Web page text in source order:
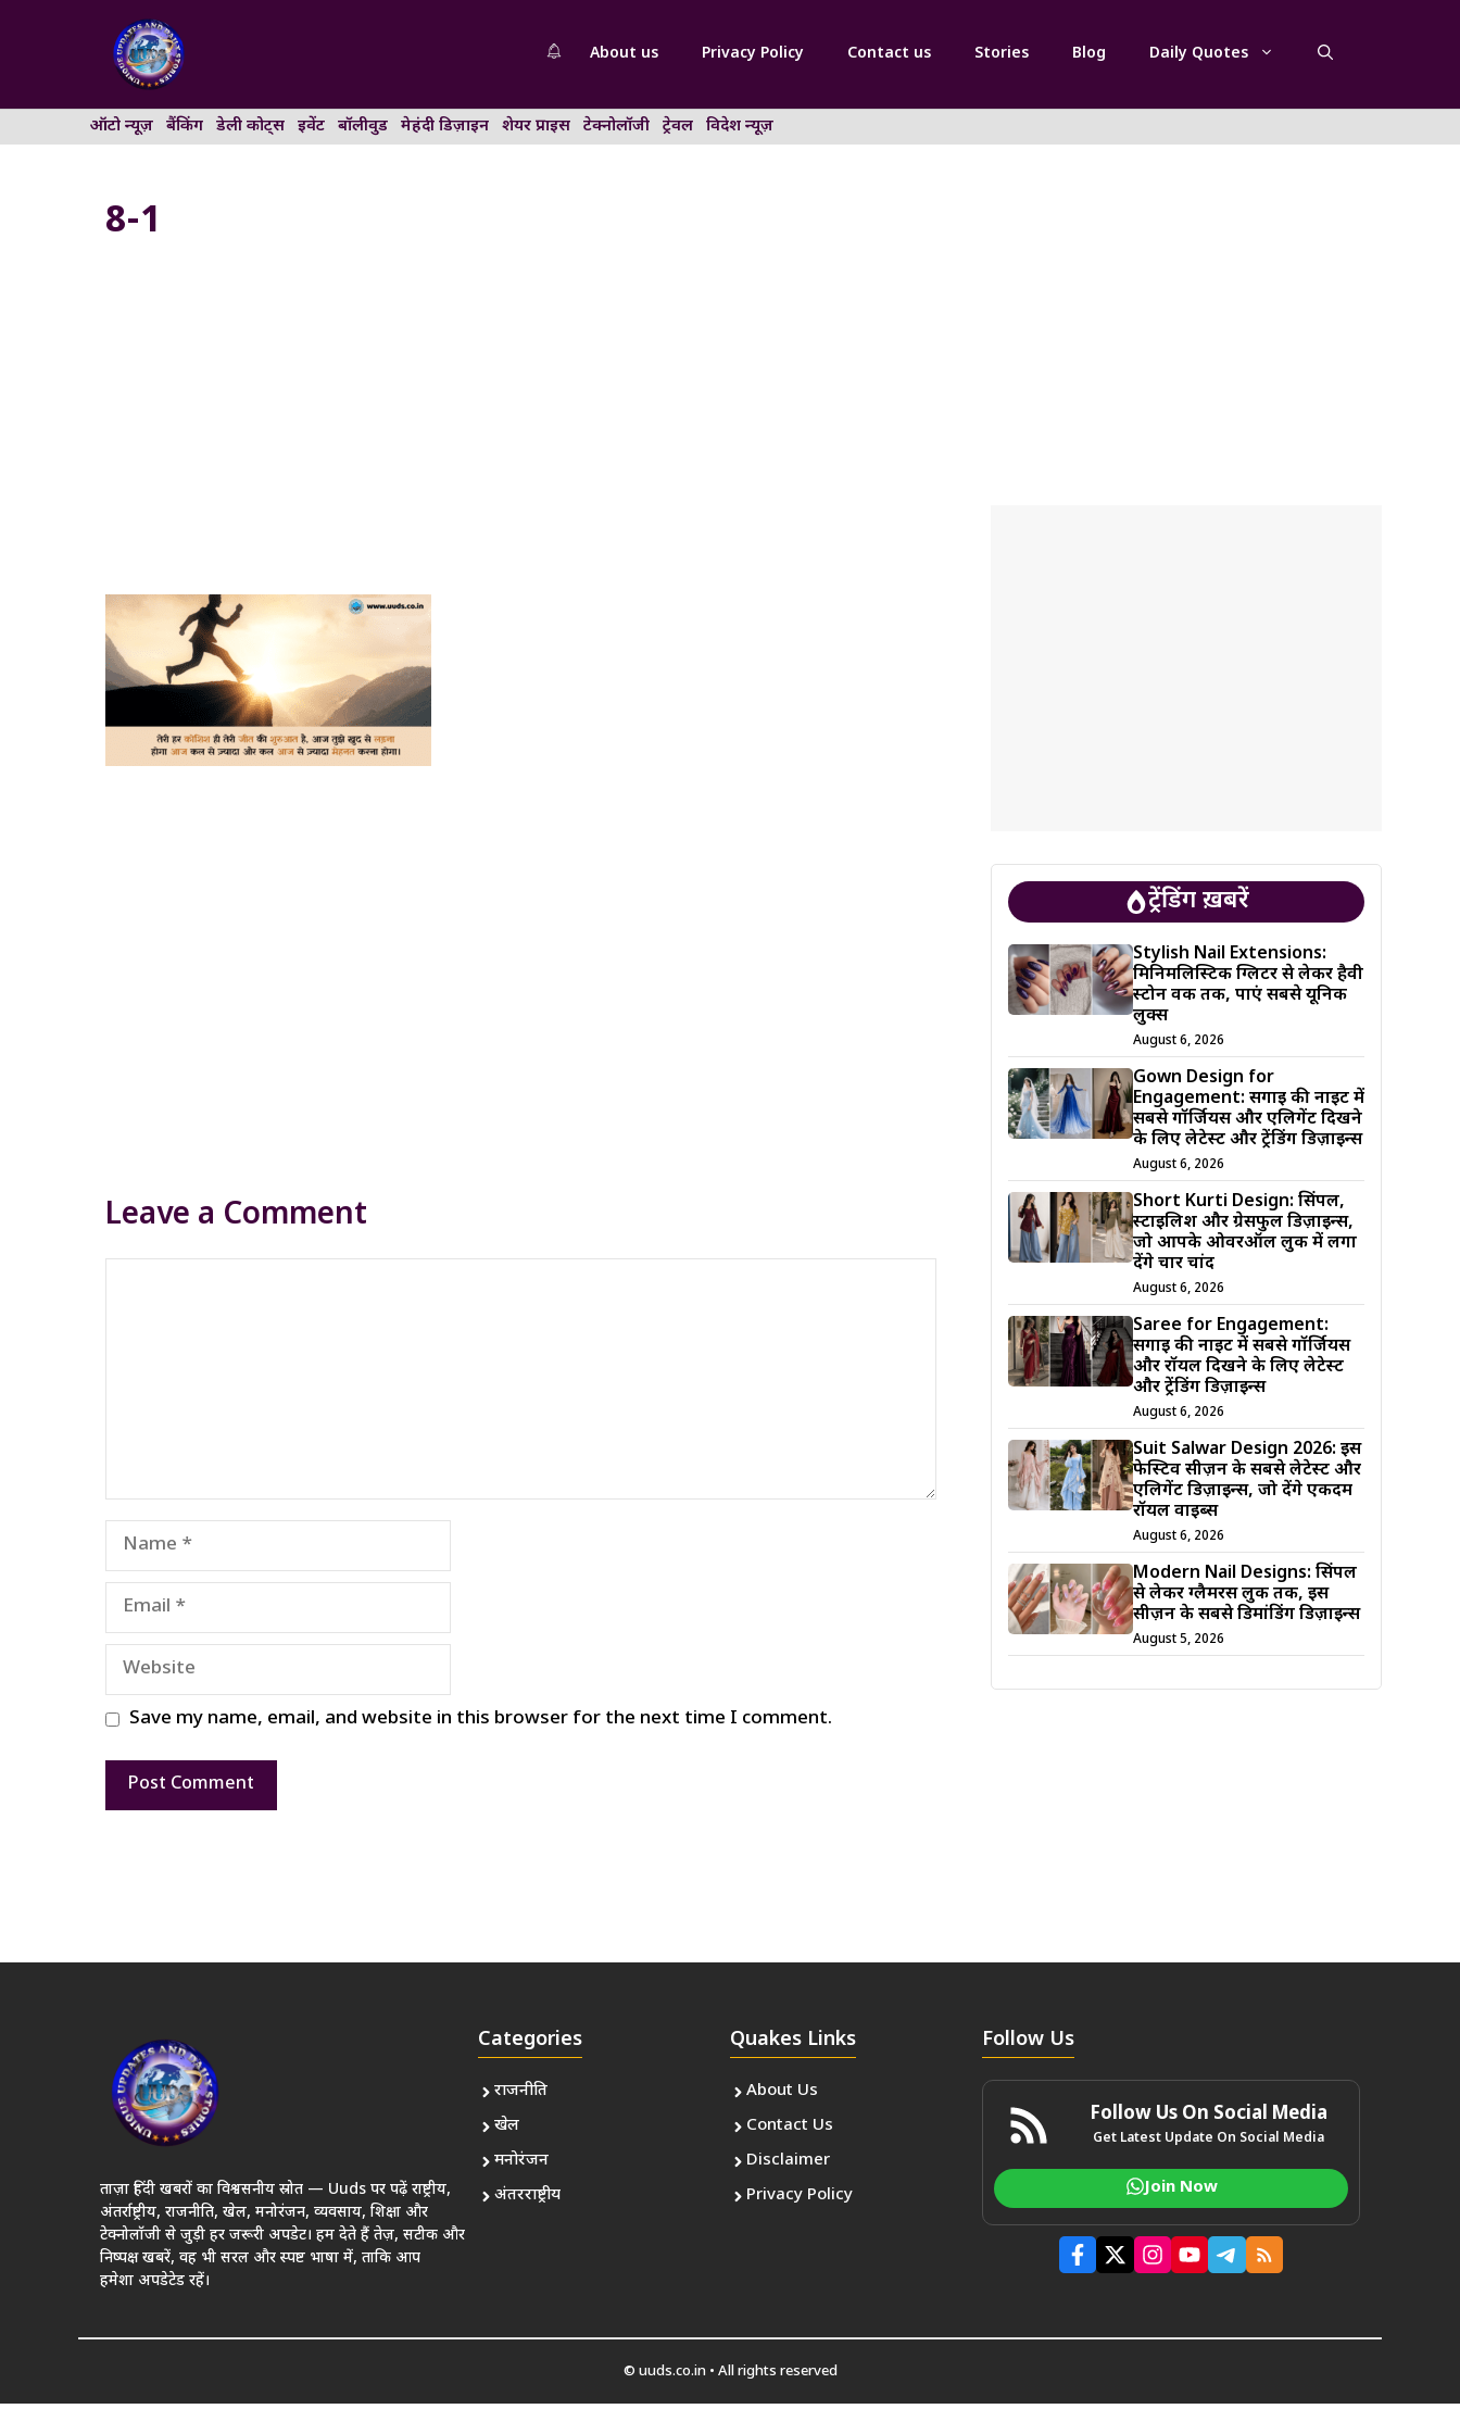
About us Privacy Policy Contact us Stories Blog Daily Quotes
ऑटो न्यूज़ बैंकिंग डेली कोट्स इवेंट बॉलीवुड मेहंदी डिज़ाइन शेयर प्राइस टेक्नोलॉजी ट्रेवल विदेश न्यूज़
8-1
Leave a Comment
Name
Email
Website
Save my name, email, and website in this browser for the next time I comment.
ट्रेंडिंग ख़बरें
Stylish Nail Extensions:
मिनिमलिस्टिक ग्लिटर से लेकर हैवी
स्टोन वर्क तक, पाएं सबसे यूनिक
लुक्स
August 6, 2026
Gown Design for
Engagement: सगाई की नाइट में
सबसे गॉर्जियस और एलिगेंट दिखने
के लिए लेटेस्ट और ट्रेंडिंग डिज़ाइन्स
August 6, 2026
Short Kurti Design: सिंपल,
स्टाइलिश और ग्रेसफुल डिज़ाइन्स,
जो आपके ओवरऑल लुक में लगा
देंगे चार चांद
August 6, 2026
Saree for Engagement:
सगाई की नाइट में सबसे गॉर्जियस
और रॉयल दिखने के लिए लेटेस्ट
और ट्रेंडिंग डिज़ाइन्स
August 6, 2026
Suit Salwar Design 2026: इस
फेस्टिव सीज़न के सबसे लेटेस्ट और
एलिगेंट डिज़ाइन्स, जो देंगे एकदम
रॉयल वाइब्स
August 6, 2026
Modern Nail Designs: सिंपल
से लेकर ग्लैमरस लुक तक, इस
सीज़न के सबसे डिमांडिंग डिज़ाइन्स
August 5, 2026
ताज़ा हिंदी खबरों का विश्वसनीय स्रोत — Uuds पर पढ़ें राष्ट्रीय,
अंतर्राष्ट्रीय, राजनीति, खेल, मनोरंजन, व्यवसाय, शिक्षा और
टेक्नोलॉजी से जुड़ी हर जरूरी अपडेट। हम देते हैं तेज़, सटीक और
निष्पक्ष खबरें, वह भी सरल और स्पष्ट भाषा में, ताकि आप
हमेशा अपडेटेड रहें।
Categories
राजनीति
खेल
मनोरंजन
अंतरराष्ट्रीय
Quakes Links
About Us
Contact Us
Disclaimer
Privacy Policy
Follow Us
Follow Us On Social Media
Get Latest Update On Social Media
Join Now
© uuds.co.in • All rights reserved